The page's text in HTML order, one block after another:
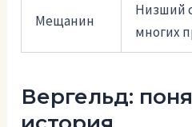
Мещанин
Низший
многих
Вергельд: